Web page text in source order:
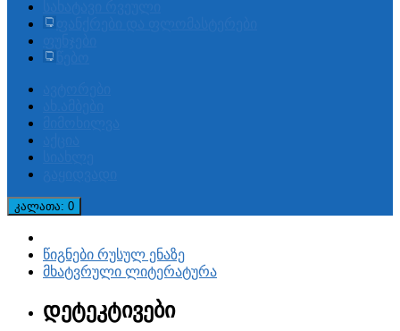
კალათა: 0
წიგნები რუსულ ენაზე
მხატვრული ლიტერატურა
დეტეკტივები